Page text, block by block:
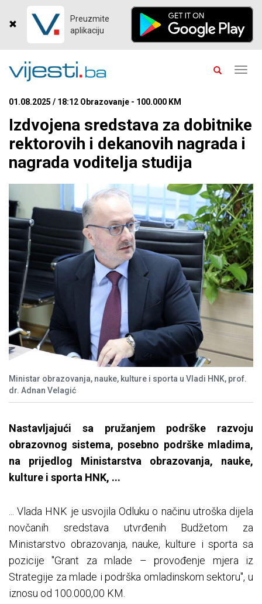
Preuzmite
aplikaciju
01.08.2025 / 18:12 Obrazovanje - 100.000 KM
Izdvojena sredstava za dobitnike
rektorovih i dekanovih nagrada i
nagrada voditelja studija
Ministar obrazovanja, nauke, kulture i sporta u Vladi HNK, prof.
dr. Adnan Velagić
Nastavljajući sa pružanjem podrške razvoju
obrazovnog sistema, posebno podrške mladima,
na prijedlog Ministarstva obrazovanja, nauke,
kulture i sporta HNK, ...
... Vlada HNK je usvojila Odluku o načinu utroška dijela
novčanih sredstava utvrđenih Budžetom za
Ministarstvo obrazovanja, nauke, kulture i sporta sa
pozicije ''Grant za mlade – provođenje mjera iz
Strategije za mlade i podrška omladinskom sektoru'', u
iznosu od 100.000,00 KM.